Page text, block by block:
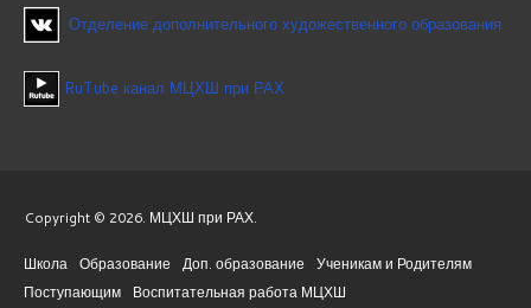
Отделение дополнительного художественного образования
RuTube канал МЦХШ при РАХ
Copyright © 2026. МЦХШ при РАХ.
Школа Образование Доп. образование
Ученикам и Родителям
Поступающим
Воспитательная работа МЦХШ